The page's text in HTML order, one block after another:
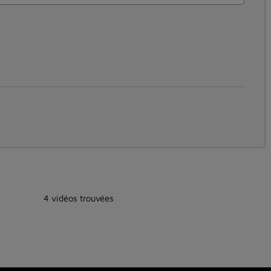
4 vidéos trouvées